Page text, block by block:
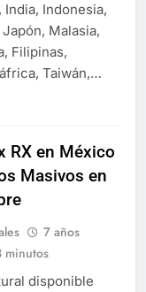
India, Indonesia,
Malasia,
Filipinas,
Taiwán,…
RX en México
Masivos en
7 años
minutos
disponible